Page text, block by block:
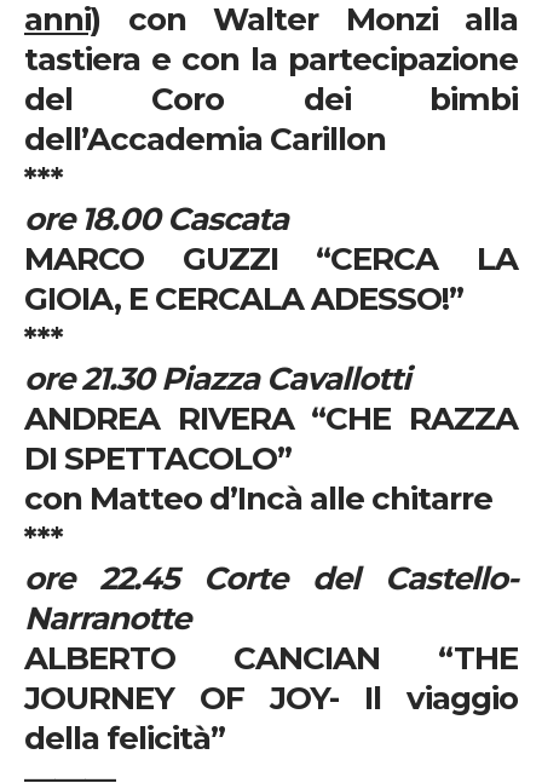
anni) con Walter Monzi alla
tastiera e con la partecipazione
del Coro dei bimbi
dell’Accademia Carillon
***
ore 18.00 Cascata
MARCO GUZZI “CERCA LA
GIOIA, E CERCALA ADESSO!”
***
ore 21.30 Piazza Cavallotti
ANDREA RIVERA “CHE RAZZA
DI SPETTACOLO”
con Matteo d’Incà alle chitarre
***
ore 22.45 Corte del Castello-
Narranotte
ALBERTO CANCIAN “THE
JOURNEY OF JOY- Il viaggio
della felicità”